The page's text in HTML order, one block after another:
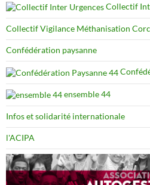
Collectif
Collectif Vigilance Méthanisation
Confédération paysanne
ensemble 44
Infos et solidarité internationale
l'ACIPA